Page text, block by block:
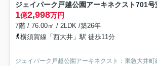
ジェイパーク戸越公園アーキネクスト701号
1億2,998万円
7階 / 76.00㎡ / 2LDK /築26年
横須賀線「西大井」駅 徒歩11分
ジェイパーク戸越公園アーキネクスト：東急大井